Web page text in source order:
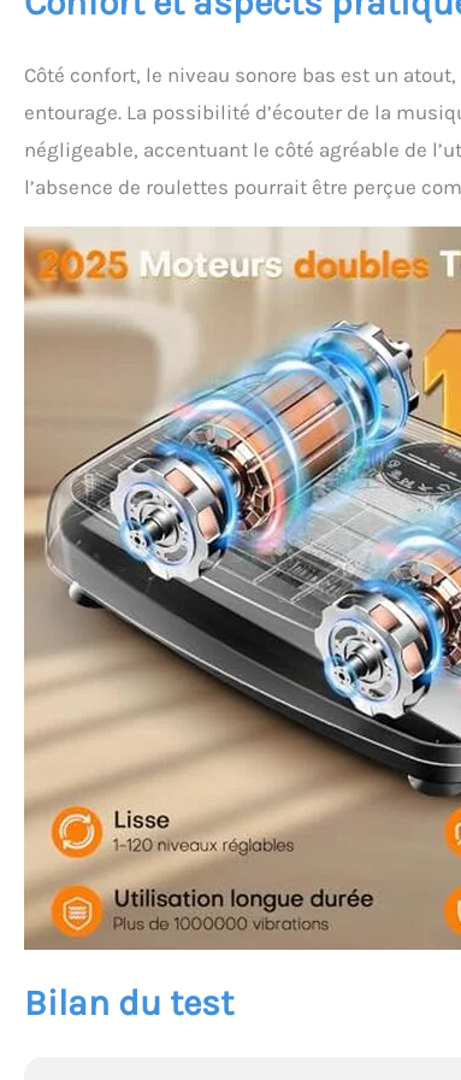
Côté confort, le niveau sonore bas est un
entourage. La possibilité d’écouter de la
négligeable, accentuant le côté agréable de
l’absence de roulettes pourrait être perçue
Bilan du test